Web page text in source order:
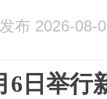
布 2026-08-
6日举行